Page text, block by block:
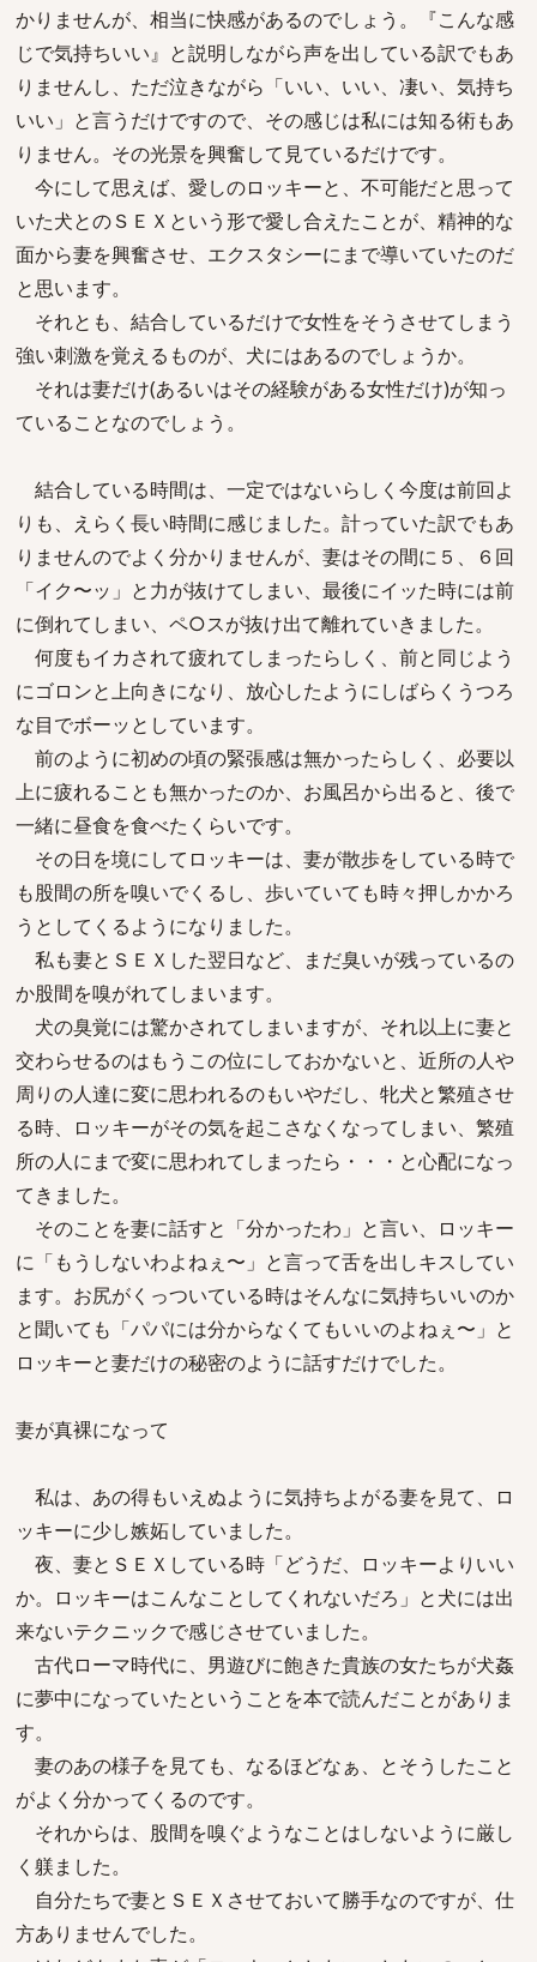
かりませんが、相当に快感があるのでしょう。『こんな感
じで気持ちいい』と説明しながら声を出している訳でもあ
りませんし、ただ泣きながら「いい、いい、凄い、気持ち
いい」と言うだけですので、その感じは私には知る術もあ
りません。その光景を興奮して見ているだけです。
今にして思えば、愛しのロッキーと、不可能だと思って
いた犬とのＳＥＸという形で愛し合えたことが、精神的な
面から妻を興奮させ、エクスタシーにまで導いていたのだ
と思います。
それとも、結合しているだけで女性をそうさせてしまう
強い刺激を覚えるものが、犬にはあるのでしょうか。
それは妻だけ(あるいはその経験がある女性だけ)が知っ
ていることなのでしょう。
結合している時間は、一定ではないらしく今度は前回よ
りも、えらく長い時間に感じました。計っていた訳でもあ
りませんのでよく分かりませんが、妻はその間に５、６回
「イク〜ッ」と力が抜けてしまい、最後にイッた時には前
に倒れてしまい、ペ○スが抜け出て離れていきました。
何度もイカされて疲れてしまったらしく、前と同じよう
にゴロンと上向きになり、放心したようにしばらくうつろ
な目でボーッとしています。
前のように初めの頃の緊張感は無かったらしく、必要以
上に疲れることも無かったのか、お風呂から出ると、後で
一緒に昼食を食べたくらいです。
その日を境にしてロッキーは、妻が散歩をしている時で
も股間の所を嗅いでくるし、歩いていても時々押しかかろ
うとしてくるようになりました。
私も妻とＳＥＸした翌日など、まだ臭いが残っているの
か股間を嗅がれてしまいます。
犬の臭覚には驚かされてしまいますが、それ以上に妻と
交わらせるのはもうこの位にしておかないと、近所の人や
周りの人達に変に思われるのもいやだし、牝犬と繁殖させ
る時、ロッキーがその気を起こさなくなってしまい、繁殖
所の人にまで変に思われてしまったら・・・と心配になっ
てきました。
そのことを妻に話すと「分かったわ」と言い、ロッキー
に「もうしないわよねぇ〜」と言って舌を出しキスしてい
ます。お尻がくっついている時はそんなに気持ちいいのか
と聞いても「パパには分からなくてもいいのよねぇ〜」と
ロッキーと妻だけの秘密のように話すだけでした。
妻が真裸になって
私は、あの得もいえぬように気持ちよがる妻を見て、ロ
ッキーに少し嫉妬していました。
夜、妻とＳＥＸしている時「どうだ、ロッキーよりいい
か。ロッキーはこんなことしてくれないだろ」と犬には出
来ないテクニックで感じさせていました。
古代ローマ時代に、男遊びに飽きた貴族の女たちが犬姦
に夢中になっていたということを本で読んだことがありま
す。
妻のあの様子を見ても、なるほどなぁ、とそうしたこと
がよく分かってくるのです。
それからは、股間を嗅ぐようなことはしないように厳し
く躾ました。
自分たちで妻とＳＥＸさせておいて勝手なのですが、仕
方ありませんでした。